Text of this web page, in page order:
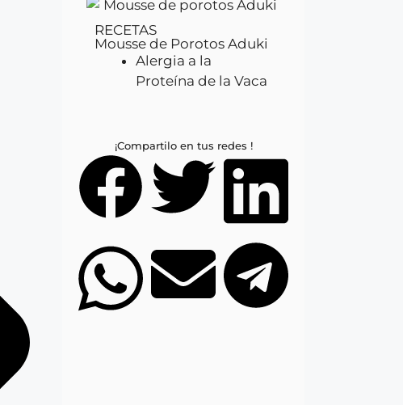
RECETAS
Mousse de Porotos Aduki
Alergia a la
Proteína de la Vaca
¡Compartilo en tus redes !